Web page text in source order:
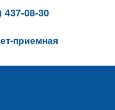
437-08-30
приемная